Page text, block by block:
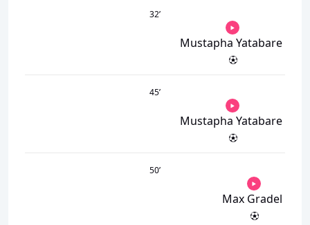
32’
Mustapha Yatabare
45’
Mustapha Yatabare
50’
Max Gradel